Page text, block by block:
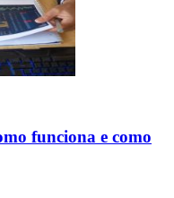
funciona e como